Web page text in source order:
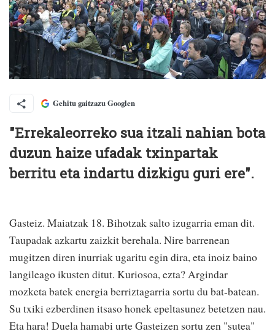
Gehitu gaitzazu Googlen
"Errekaleorreko sua itzali nahian bota
duzun haize ufadak txinpartak
berritu eta indartu dizkigu guri ere".
Gasteiz. Maiatzak 18. Bihotzak salto izugarria eman dit.
Taupadak azkartu zaizkit berehala. Nire barrenean
mugitzen diren inurriak ugaritu egin dira, eta inoiz baino
langileago ikusten ditut. Kuriosoa, ezta? Argindar
mozketa batek energia berriztagarria sortu du bat-batean.
Su txiki ezberdinen itsaso honek epeltasunez betetzen nau.
Eta hara! Duela hamabi urte Gasteizen sortu zen "sutea"